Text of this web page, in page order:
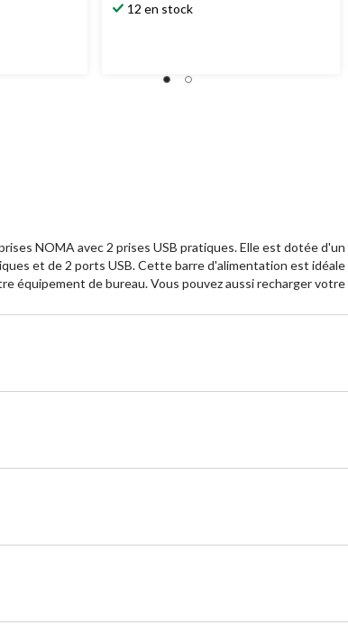
12 en stock
NOMA avec 2 prises USB pratiques. Elle est dotée
et de 2 ports USB. Cette barre d'alimentation est
équipement de bureau. Vous pouvez aussi recharger